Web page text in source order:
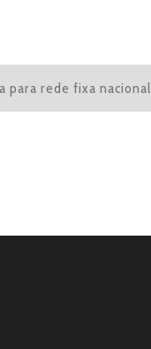
para rede fixa nacional